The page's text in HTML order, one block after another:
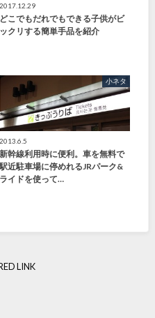
2017.12.29
どこでもだれでもできる子供がビ
ックリする簡単手品を紹介
小ネタ
2013.6.5
新幹線利用時に便利。車を無料で
駅近駐車場に停めれるJRパーク&
ライドを使って…
LINK